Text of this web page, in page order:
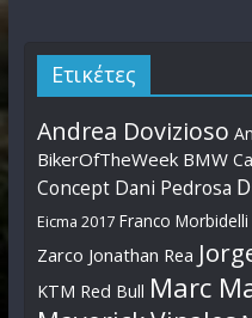
Ετικέτες
Andrea Dovizioso
BikerOfTheWeek BMW
Concept Dani Pedrosa
Eicma 2017 Franco Morbidelli
Zarco Jonathan Rea
KTM Red Bull Marc